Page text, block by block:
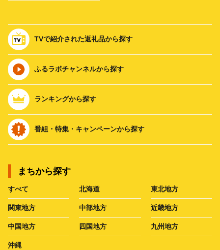
TVで紹介された返礼品から探す
ふるラボチャンネルから探す
ランキングから探す
番組・特集・キャンペーンから探す
まちから探す
すべて 北海道 東北地方
関東地方 中部地方 近畿地方
中国地方 四国地方 九州地方
沖縄